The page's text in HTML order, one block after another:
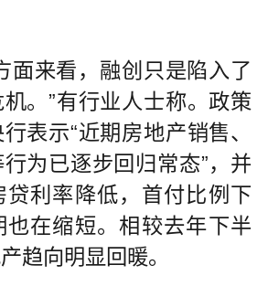
面来看，融创只是陷入了
。”有行业人士称。政策
表示“近期房地产销售、
为已逐步回归常态”，并
贷利率降低，首付比例下
也在缩短。相较去年下半
趋向明显回暖。